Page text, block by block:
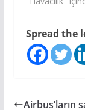
Spread the
Airbus’ların